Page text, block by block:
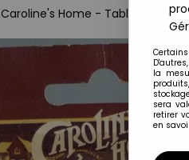
Caroline's Home - Table & Fer à
la
sera
retirer
en